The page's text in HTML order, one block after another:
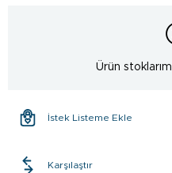
Ürün
İstek Listeme Ekle
Karşılaştır